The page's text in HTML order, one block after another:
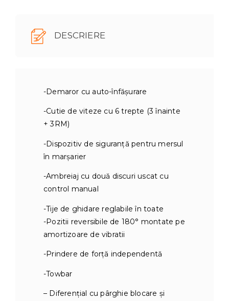
DESCRIERE
-Demaror cu auto-înfășurare
-Cutie de viteze cu 6 trepte (3 înainte
+ 3RM)
-Dispozitiv de siguranță pentru mersul
în marșarier
-Ambreiaj cu două discuri uscat cu
control manual
-Tije de ghidare reglabile în toate
-Pozitii reversibile de 180° montate pe
amortizoare de vibratii
-Prindere de forță independentă
-Towbar
– Diferențial cu pârghie blocare și